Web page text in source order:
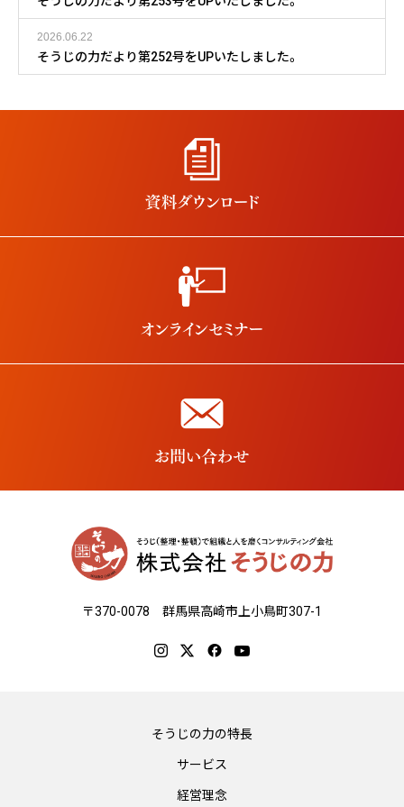
2026.06.22
そうじの力だより第252号をUPいたしました。
〒370-0078 群馬県高崎市上小鳥町307-1
そうじの力の特長
サービス
経営理念